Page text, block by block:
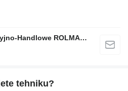
Przedsiębiorstwo Produkcyjno-Handlowe ROLMAPOL Marcin Dziekan
tehniku?